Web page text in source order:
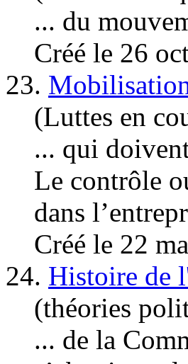
... du
Créé le 26
23.
(Luttes en
... qui
Le contrôle
dans
Créé le 22
24. Histoire de
(théories
... de la